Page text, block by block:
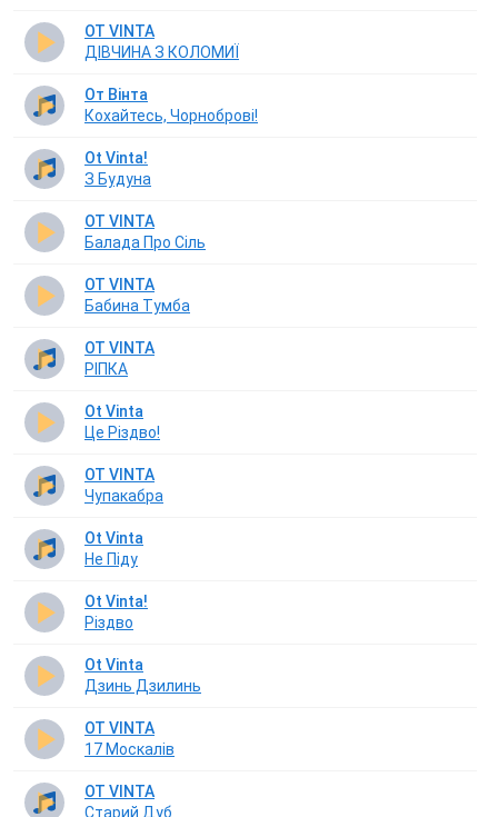
OT VINTA
ДІВЧИНА З КОЛОМИЇ
От Вінта
Кохайтесь, Чорноброві!
Ot Vinta!
З Будуна
OT VINTA
Балада Про Сіль
OT VINTA
Бабина Тумба
OT VINTA
РІПКА
Ot Vinta
Це Різдво!
OT VINTA
Чупакабра
Ot Vinta
Не Піду
Ot Vinta!
Різдво
Ot Vinta
Дзинь Дзилинь
OT VINTA
17 Москалів
OT VINTA
Старий Дуб